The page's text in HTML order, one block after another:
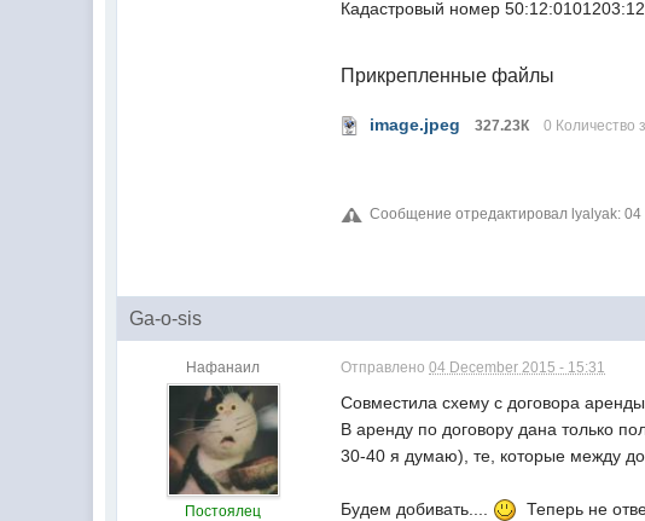
Кадастровый номер 50:12:0101203:12
Прикрепленные файлы
image.jpeg 327.23К 0 Количество
Сообщение отредактировал lyalyak:
Ga-o-sis
Нафанаил
Постоялец
Отправлено04 December 2015 - 15:31
Совместила схему с договора аренды
В аренду по договору дана только
30-40 я думаю), те, которые между
Будем добивать.... Теперь не